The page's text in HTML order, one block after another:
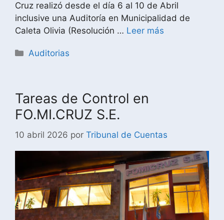
Cruz realizó desde el día 6 al 10 de Abril
inclusive una Auditoría en Municipalidad de
Caleta Olivia (Resolución … Leer más
Auditorias
Tareas de Control en
FO.MI.CRUZ S.E.
10 abril 2026 por Tribunal de Cuentas